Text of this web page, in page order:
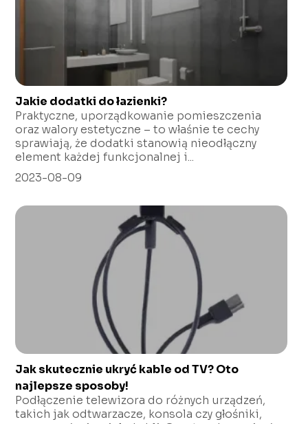
Jakie dodatki do łazienki?
Praktyczne, uporządkowanie pomieszczenia
oraz walory estetyczne – to właśnie te cechy
sprawiają, że dodatki stanowią nieodłączny
element każdej funkcjonalnej i...
2023-08-09
Jak skutecznie ukryć kable od TV? Oto
najlepsze sposoby!
Podłączenie telewizora do różnych urządzeń,
takich jak odtwarzacze, konsola czy głośniki,